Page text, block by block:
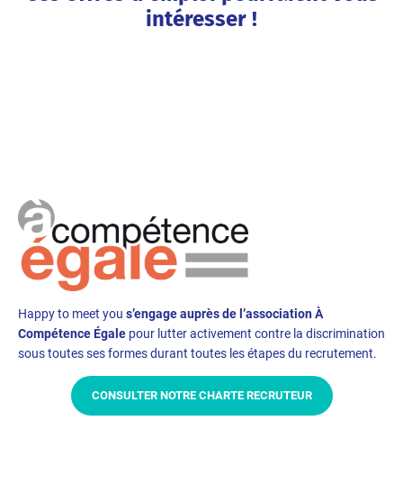
intéresser !
Happy to meet you s’engage auprès de l’association À
Compétence Égale pour lutter activement contre la discrimination
sous toutes ses formes durant toutes les étapes du recrutement.
CONSULTER NOTRE CHARTE RECRUTEUR